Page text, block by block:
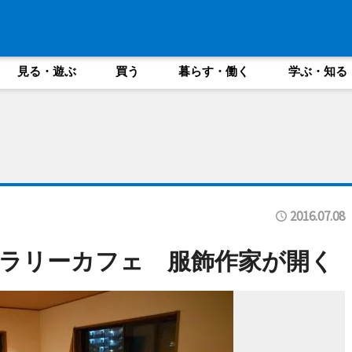
見る・遊ぶ 買う 暮らす・働く 学ぶ・知る
2016.07.08
リーカフェ 服飾作家が開く